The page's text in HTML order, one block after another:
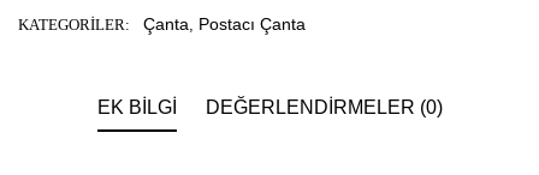
KATEGORILER: Çanta, Postacı Çanta
EK BILGI DEĞERLENDIRMELER (0)